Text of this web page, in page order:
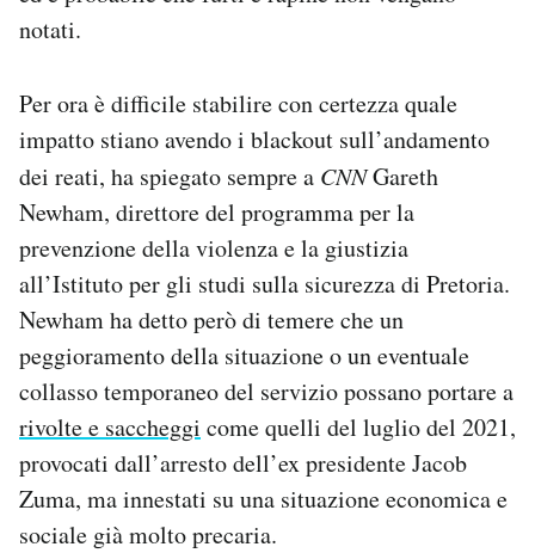
notati.
Per ora è difficile stabilire con certezza quale
impatto stiano avendo i blackout sull’andamento
dei reati, ha spiegato sempre a CNNGareth
Newham, direttore del programma per la
prevenzione della violenza e la giustizia
all’Istituto per gli studi sulla sicurezza di Pretoria.
Newham ha detto però di temere che un
peggioramento della situazione o un eventuale
collasso temporaneo del servizio possano portare a
rivolte e saccheggi come quelli del luglio del 2021,
provocati dall’arresto dell’ex presidente Jacob
Zuma, ma innestati su una situazione economica e
sociale già molto precaria.